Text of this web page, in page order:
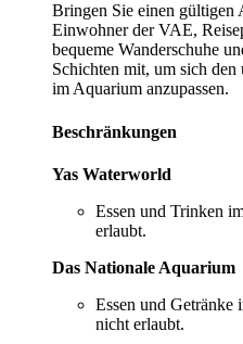
Bringen Sie einen gültigen
Einwohner der VAE,
bequeme Wanderschuhe
Schichten mit, um sich den
im Aquarium anzupassen.
Beschränkungen
Yas Waterworld
Essen und Trinken
erlaubt.
Das Nationale Aquarium
Essen und Getränke
nicht erlaubt.